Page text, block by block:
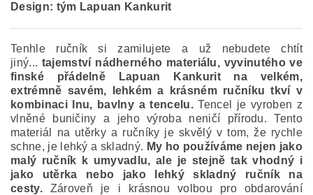
Design: tým Lapuan Kankurit
Tenhle ručník si zamilujete a už nebudete chtít
jiný... tajemství nádherného materiálu, vyvinutého ve
finské přádelně Lapuan Kankurit na velkém,
extrémně savém, lehkém a krásném ručníku tkví v
kombinaci lnu, bavlny a tencelu.Tencel je vyroben z
vlněné buničiny a jeho výroba neničí přírodu. Tento
materiál na utěrky a ručníky je skvělý v tom, že rychle
schne, je lehký a skladný. My ho používáme nejen jako
malý ručník k umyvadlu, ale je stejně tak vhodný i
jako utěrka nebo jako lehký skladný ručník na
cesty.Zároveň je i krásnou volbou pro obdarování